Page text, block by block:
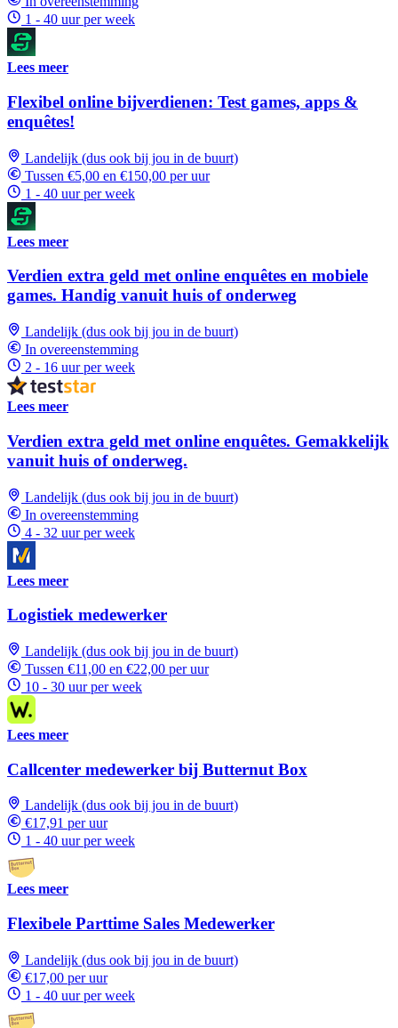
1 - 40 uur per week
Lees meer
Flexibel online bijverdienen: Test games, apps &
enquêtes!
Landelijk (dus ook bij jou in de buurt)
Tussen €5,00 en €150,00 per uur
1 - 40 uur per week
Lees meer
Verdien extra geld met online enquêtes en mobiele
games. Handig vanuit huis of onderweg
Landelijk (dus ook bij jou in de buurt)
In overeenstemming
2 - 16 uur per week
Lees meer
Verdien extra geld met online enquêtes. Gemakkelijk
vanuit huis of onderweg.
Landelijk (dus ook bij jou in de buurt)
In overeenstemming
4 - 32 uur per week
Lees meer
Logistiek medewerker
Landelijk (dus ook bij jou in de buurt)
Tussen €11,00 en €22,00 per uur
10 - 30 uur per week
Lees meer
Callcenter medewerker bij Butternut Box
Landelijk (dus ook bij jou in de buurt)
€17,91 per uur
1 - 40 uur per week
Lees meer
Flexibele Parttime Sales Medewerker
Landelijk (dus ook bij jou in de buurt)
€17,00 per uur
1 - 40 uur per week